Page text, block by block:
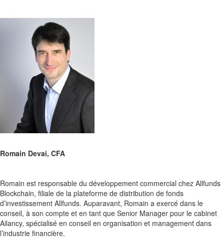
Romain Devai, CFA
Romain est responsable du développement commercial chez Allfunds
Blockchain, filiale de la plateforme de distribution de fonds
d’investissement Allfunds. Auparavant, Romain a exercé dans le
conseil, à son compte et en tant que Senior Manager pour le cabinet
Ailancy, spécialisé en conseil en organisation et management dans
l’industrie financière.